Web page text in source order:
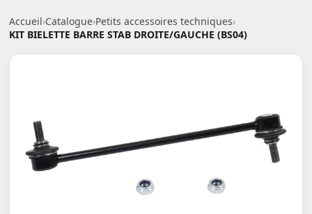
Accueil›Catalogue›Petits accessoires techniques›
KIT BIELETTE BARRE STAB DROITE/GAUCHE (BS04)